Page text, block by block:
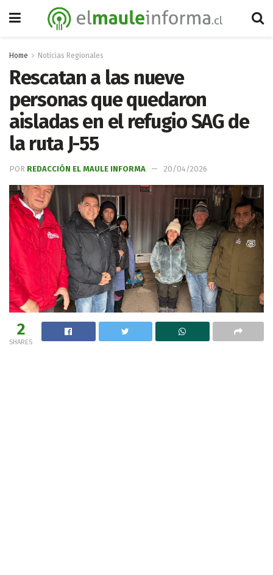
Home Noticias Regionales
Rescatan a las nueve
personas que quedaron
aisladas en el refugio SAG de
la ruta J-55
POR REDACCIÓN EL MAULE INFORMA 20/04/2026
2
SHARES